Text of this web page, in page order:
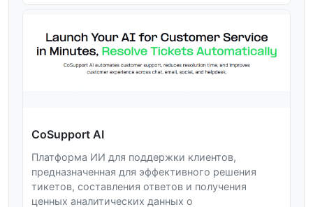
CoSupport AI
Платформа ИИ для поддержки клиентов,
предназначенная для эффективного решения
тикетов, составления ответов и получения
ценных аналитических данных о